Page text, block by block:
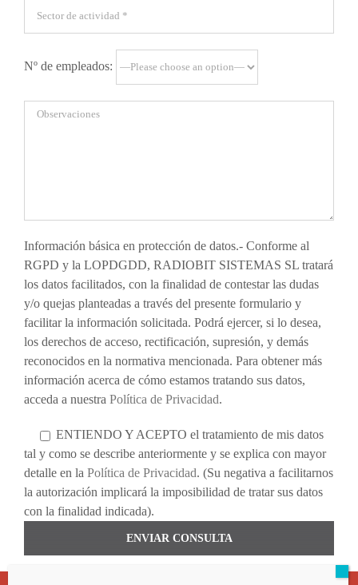
Nº de empleados:
Información básica en protección de datos.- Conforme al
RGPD y la LOPDGDD, RADIOBIT SISTEMAS SL tratará
los datos facilitados, con la finalidad de contestar las dudas
y/o quejas planteadas a través del presente formulario y
facilitar la información solicitada. Podrá ejercer, si lo desea,
los derechos de acceso, rectificación, supresión, y demás
reconocidos en la normativa mencionada. Para obtener más
información acerca de cómo estamos tratando sus datos,
acceda a nuestra Política de Privacidad.
ENTIENDO Y ACEPTO el tratamiento de mis datos
tal y como se describe anteriormente y se explica con mayor
detalle en la Política de Privacidad. (Su negativa a facilitarnos
la autorización implicará la imposibilidad de tratar sus datos
con la finalidad indicada).
ENVIAR CONSULTA